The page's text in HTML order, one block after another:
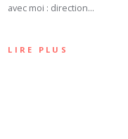
avec moi : direction…
LIRE PLUS